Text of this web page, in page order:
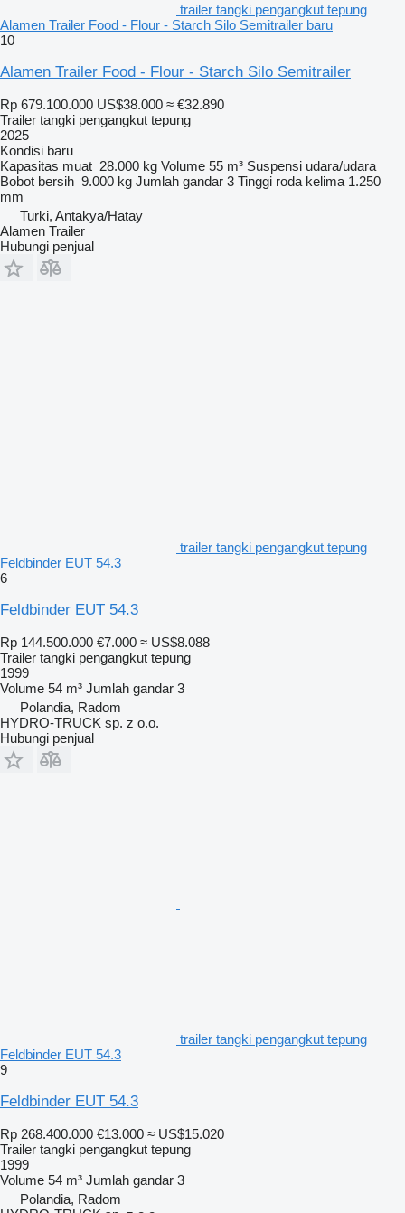
trailer tangki pengangkut tepung
Alamen Trailer Food - Flour - Starch Silo Semitrailer baru
10
Alamen Trailer Food - Flour - Starch Silo Semitrailer
Rp 679.100.000 US$38.000 ≈ €32.890
Trailer tangki pengangkut tepung
2025
Kondisi baru
Kapasitas muat 28.000 kg Volume 55 m³ Suspensi udara/udara
Bobot bersih 9.000 kg Jumlah gandar 3 Tinggi roda kelima 1.250
mm
Turki, Antakya/Hatay
Alamen Trailer
Hubungi penjual
trailer tangki pengangkut tepung
Feldbinder EUT 54.3
6
Feldbinder EUT 54.3
Rp 144.500.000 €7.000 ≈ US$8.088
Trailer tangki pengangkut tepung
1999
Volume 54 m³ Jumlah gandar 3
Polandia, Radom
HYDRO-TRUCK sp. z o.o.
Hubungi penjual
trailer tangki pengangkut tepung
Feldbinder EUT 54.3
9
Feldbinder EUT 54.3
Rp 268.400.000 €13.000 ≈ US$15.020
Trailer tangki pengangkut tepung
1999
Volume 54 m³ Jumlah gandar 3
Polandia, Radom